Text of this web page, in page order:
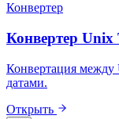
Конвертер
Конвертер Unix
Конвертация
датами.
Открыть